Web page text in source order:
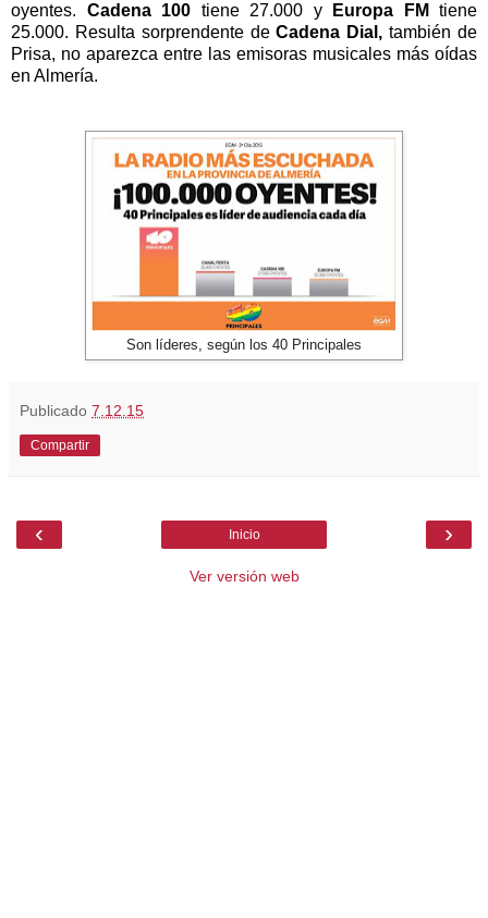
oyentes. Cadena 100 tiene 27.000 y Europa FM tiene
25.000. Resulta sorprendente deCadena Dial, también de
Prisa, no aparezca entre las emisoras musicales más oídas
en Almería.
Son líderes, según los 40 Principales
Publicado 7.12.15
Compartir
‹ ›
Inicio
Ver versión web